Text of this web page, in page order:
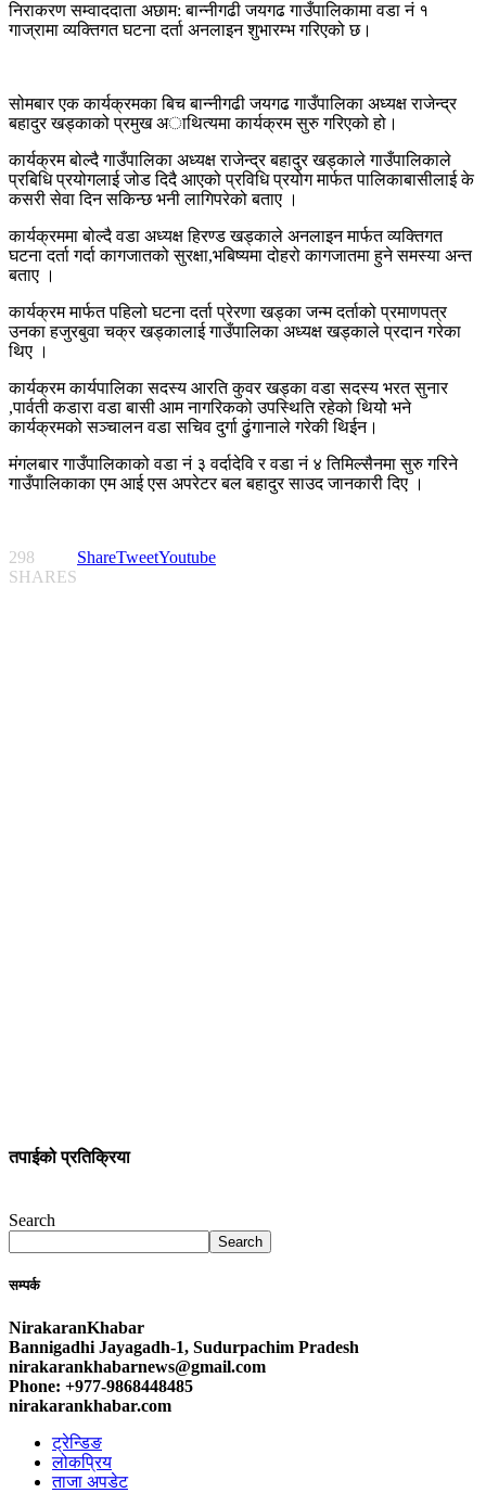
निराकरण सम्वाददाता अछाम: बान्नीगढी जयगढ गाउँपालिकामा वडा नं १
गाज्रामा व्यक्तिगत घटना दर्ता अनलाइन शुभारम्भ गरिएको छ।
सोमबार एक कार्यक्रमका बिच बान्नीगढी जयगढ गाउँपालिका अध्यक्ष राजेन्द्र
बहादुर खड्काको प्रमुख अाथित्यमा कार्यक्रम सुरु गरिएको हो।
कार्यक्रम बोल्दै गाउँपालिका अध्यक्ष राजेन्द्र बहादुर खड्काले गाउँपालिकाले
प्रबिधि प्रयोगलाई जोड दिदै आएको प्रविधि प्रयोग मार्फत पालिकाबासीलाई के
कसरी सेवा दिन सकिन्छ भनी लागिपरेको बताए ।
कार्यक्रममा बोल्दै वडा अध्यक्ष हिरण्ड खड्काले अनलाइन मार्फत व्यक्तिगत
घटना दर्ता गर्दा कागजातको सुरक्षा,भबिष्यमा दोहरो कागजातमा हुने समस्या अन्त
बताए ।
कार्यक्रम मार्फत पहिलो घटना दर्ता प्रेरणा खड्का जन्म दर्ताको प्रमाणपत्र
उनका हजुरबुवा चक्र खड्कालाई गाउँपालिका अध्यक्ष खड्काले प्रदान गरेका
थिए ।
कार्यक्रम कार्यपालिका सदस्य आरति कुवर खड्का वडा सदस्य भरत सुनार
,पार्वती कडारा वडा बासी आम नागरिकको उपस्थिति रहेको थियोे भने
कार्यक्रमको सञ्चालन वडा सचिव दुर्गा ढुंगानाले गरेकी थिईन।
मंगलबार गाउँपालिकाको वडा नं ३ वर्दादेवि र वडा नं ४ तिमिल्सैनमा सुरु गरिने
गाउँपालिकाका एम आई एस अपरेटर बल बहादुर साउद जानकारी दिए ।
298
SHARES
ShareTweetYoutube
तपाईको प्रतिक्रिया
Search
Search
सम्पर्क
NirakaranKhabar
Bannigadhi Jayagadh-1, Sudurpachim Pradesh
nirakarankhabarnews@gmail.com
Phone: +977-9868448485
nirakarankhabar.com
ट्रेन्डिङ
लोकप्रिय
ताजा अपडेट